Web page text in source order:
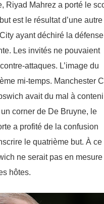
Riyad Mahrez a porté le
est le résultat d’une autre
ayant déchiré la défense
Les invités ne pouvaient
attaques. L’image du
mi-temps. Manchester
avait du mal à
un corner de De Bruyne, le
a profité de la confusion
le quatrième but. À ce
ne serait pas en mesure
hôtes.